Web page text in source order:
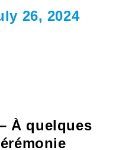
26, 2024
À quelques